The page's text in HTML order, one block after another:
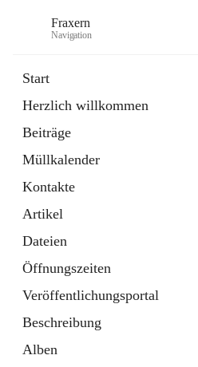
Fraxern
Navigation
Start
Herzlich willkommen
Beiträge
Müllkalender
Kontakte
Artikel
Dateien
Öffnungszeiten
Veröffentlichungsportal
Beschreibung
Alben
Ordner
in
Tab
Formulare
Artikel
öffnet
in
neuem
Tab